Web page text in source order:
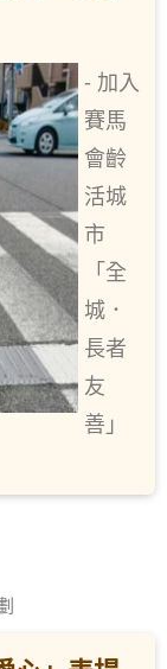
- 加入
賽馬
會齡
活城
市
「全
城．
長者
友
善」